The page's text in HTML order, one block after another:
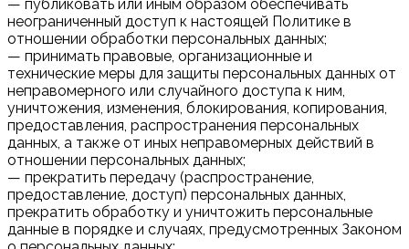
— публиковать или иным образом обеспечивать
неограниченный доступ к настоящей Политике в
отношении обработки персональных данных;
— принимать правовые, организационные и
технические меры для защиты персональных данных от
неправомерного или случайного доступа к ним,
уничтожения, изменения, блокирования, копирования,
предоставления, распространения персональных
данных, а также от иных неправомерных действий в
отношении персональных данных;
— прекратить передачу (распространение,
предоставление, доступ) персональных данных,
прекратить обработку и уничтожить персональные
данные в порядке и случаях, предусмотренных Законом